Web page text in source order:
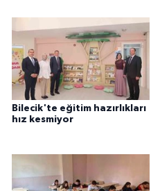
Bilecik'te eğitim hazırlıkları
hız kesmiyor